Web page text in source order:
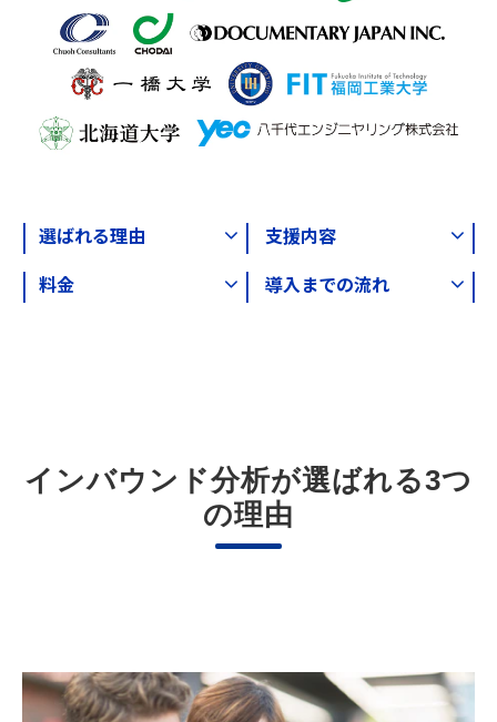
選ばれる理由
支援内容
料金
導入までの流れ
インバウンド分析が選ばれる3つ
の理由